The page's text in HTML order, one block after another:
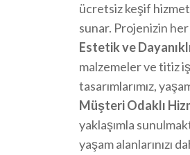
ücretsiz keşif
sunar. Projenizin her
Estetik ve
malzemeler ve titiz
tasarımlarımız,
Müşteri Odaklı
yaklaşımla
yaşam alanlarınızı